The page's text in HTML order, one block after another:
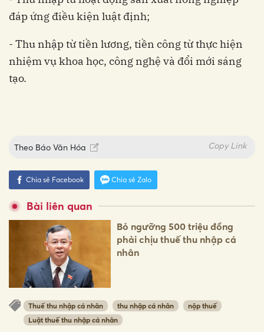
đáp ứng điều kiện luật định;
- Thu nhập từ tiền lương, tiền công từ thực hiện
nhiệm vụ khoa học, công nghệ và đổi mới sáng
tạo.
Theo Báo Văn Hóa Copy Link
Chia sẻ Facebook Chia sẻ Zalo
Bài liên quan
Bỏ ngưỡng 500 triệu đồng
phải chịu thuế thu nhập cá
nhân
Thuế thu nhập cá nhân thu nhập cá nhân
nộp thuế
Luật thuế thu nhập cá nhân